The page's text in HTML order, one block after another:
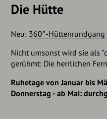
Die Hütte
Neu: 360°-Hüttenrundgang
Nicht umsonst wird sie als
gerühmt: Die herrlichen
Ruhetage von Januar bis
Donnerstag - ab Mai: